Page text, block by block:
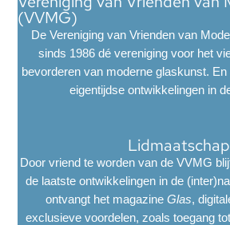
(VVMG)
De Vereniging van Vrienden van
sinds 1986 dé vereniging voor het
bevorderen van moderne glaskunst.
eigentijdse ontwikkelingen in
Lidmaatschap
Door vriend te worden van de VVMG
de laatste ontwikkelingen in de
ontvangt het magazine Glas,
exclusieve voordelen, zoals toegang